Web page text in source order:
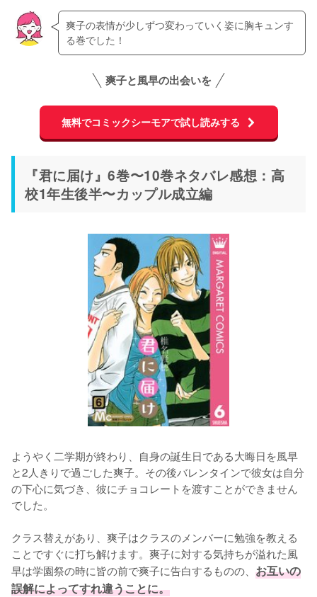
爽子の表情が少しずつ変わっていく姿に胸キュンす
る巻でした！
爽子と風早の出会いを
無料でコミックシーモアで試し読みする
『君に届け』6巻〜10巻ネタバレ感想：高
校1年生後半〜カップル成立編
ようやく二学期が終わり、自身の誕生日である大晦日を風早
と2人きりで過ごした爽子。その後バレンタインで彼女は自分
の下心に気づき、彼にチョコレートを渡すことができません
でした。
クラス替えがあり、爽子はクラスのメンバーに勉強を教える
ことですぐに打ち解けます。爽子に対する気持ちが溢れた風
早は学園祭の時に皆の前で爽子に告白するものの、 お互いの
誤解によってすれ違うことに。